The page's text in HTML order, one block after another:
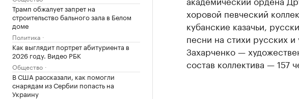
Трамп обжалует запрет на
строительство бального зала в Белом
доме
Политика
Как выглядит портрет абитуриента в
2026 году. Видео РБК
Общество
В США рассказали, как помогли
снарядам из Сербии попасть на
Украину
хоровой певческий
кубанские казачьи,
песни на стихи русских
Захарченко —
состав коллектива — 157